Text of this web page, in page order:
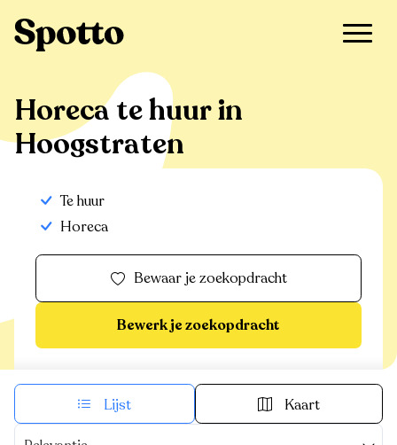
Hoogstraten
Horeca te huur in
Hoogstraten
Te huur
Horeca
Bewaar je zoekopdracht
Bewerk je zoekopdracht
Lijst Kaart